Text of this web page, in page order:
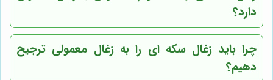
دارد؟
چرا باید زغال سکه ای را به زغال معمولی ترجیح
دهیم؟